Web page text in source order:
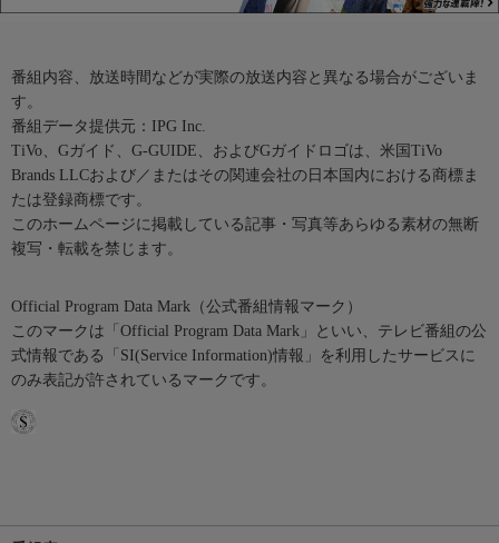
番組内容、放送時間などが実際の放送内容と異なる場合がございま
す。
番組データ提供元：IPG Inc.
TiVo、Gガイド、G-GUIDE、およびGガイドロゴは、米国TiVo
Brands LLCおよび／またはその関連会社の日本国内における商標ま
たは登録商標です。
このホームページに掲載している記事・写真等あらゆる素材の無断
複写・転載を禁じます。
Official Program Data Mark（公式番組情報マーク）
このマークは「Official Program Data Mark」といい、テレビ番組の公
式情報である「SI(Service Information)情報」を利用したサービスに
のみ表記が許されているマークです。